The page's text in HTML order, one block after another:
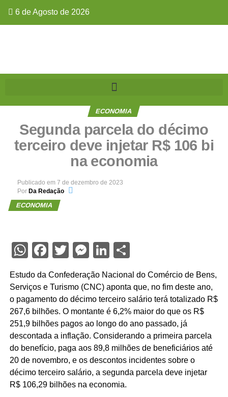
6 de Agosto de 2026
ECONOMIA
Segunda parcela do décimo
terceiro deve injetar R$ 106 bi
na economia
Publicado em 7 de dezembro de 2023
Por Da Redação
ECONOMIA
WhatsApp
Facebook
Twitter
Messenger
LinkedIn
Share
Estudo da Confederação Nacional do Comércio de Bens,
Serviços e Turismo (CNC) aponta que, no fim deste ano,
o pagamento do décimo terceiro salário terá totalizado R$
267,6 bilhões. O montante é 6,2% maior do que os R$
251,9 bilhões pagos ao longo do ano passado, já
descontada a inflação. Considerando a primeira parcela
do benefício, paga aos 89,8 milhões de beneficiários até
20 de novembro, e os descontos incidentes sobre o
décimo terceiro salário, a segunda parcela deve injetar
R$ 106,29 bilhões na economia.